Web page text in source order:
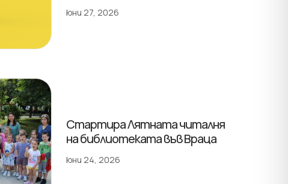
юни 27, 2026
Стартира Лятната читалня
на библиотеката във Враца
юни 24, 2026